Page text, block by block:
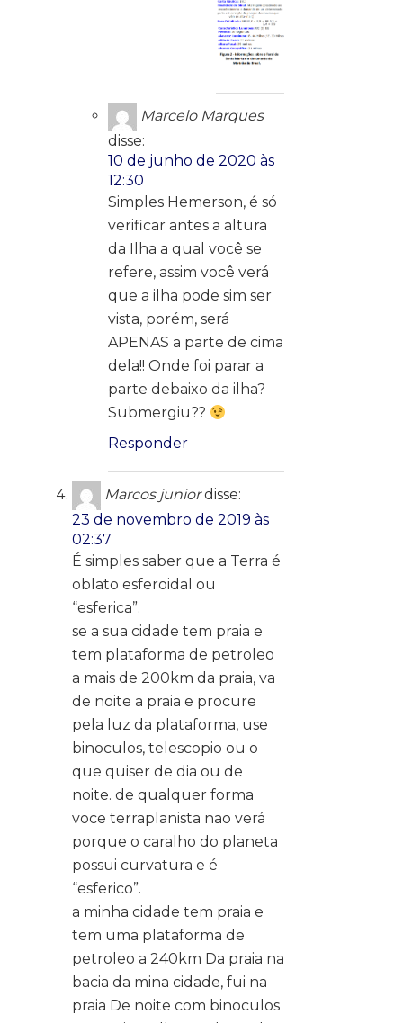
Marcelo Marques
disse:
10 de junho de 2020 às
12:30
Simples Hemerson, é só
verificar antes a altura
da Ilha a qual você se
refere, assim você verá
que a ilha pode sim ser
vista, porém, será
APENAS a parte de cima
dela!! Onde foi parar a
parte debaixo da ilha?
Submergiu??
Responder
Marcos junior disse:
23 de novembro de 2019 às
02:37
É simples saber que a Terra é
oblato esferoidal ou
“esferica”.
se a sua cidade tem praia e
tem plataforma de petroleo
a mais de 200km da praia, va
de noite a praia e procure
pela luz da plataforma, use
binoculos, telescopio ou o
que quiser de dia ou de
noite. de qualquer forma
voce terraplanista nao verá
porque o caralho do planeta
possui curvatura e é
“esferico”.
a minha cidade tem praia e
tem uma plataforma de
petroleo a 240km Da praia na
bacia da mina cidade, fui na
praia De noite com binoculos